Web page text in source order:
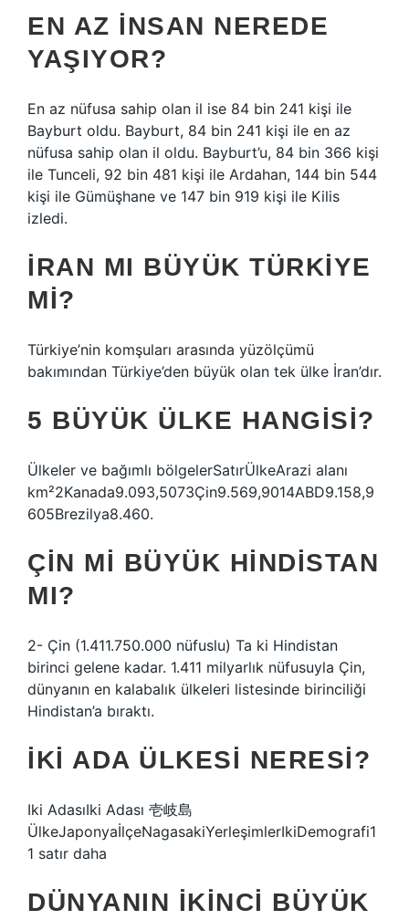
EN AZ INSAN NEREDE
YAŞIYOR?
En az nüfusa sahip olan il ise 84 bin 241 kişi ile
Bayburt oldu. Bayburt, 84 bin 241 kişi ile en az
nüfusa sahip olan il oldu. Bayburt’u, 84 bin 366 kişi
ile Tunceli, 92 bin 481 kişi ile Ardahan, 144 bin 544
kişi ile Gümüşhane ve 147 bin 919 kişi ile Kilis
izledi.
İRAN MI BÜYÜK TÜRKIYE
MI?
Türkiye’nin komşuları arasında yüzölçümü
bakımından Türkiye’den büyük olan tek ülke İran’dır.
5 BÜYÜK ÜLKE HANGISI?
Ülkeler ve bağımlı bölgelerSatırÜlkeArazi alanı
km²2Kanada9.093,5073Çin9.569,9014ABD9.158,9
605Brezilya8.460.
ÇIN MI BÜYÜK HINDISTAN
MI?
2- Çin (1.411.750.000 nüfuslu) Ta ki Hindistan
birinci gelene kadar. 1.411 milyarlık nüfusuyla Çin,
dünyanın en kalabalık ülkeleri listesinde birinciliği
Hindistan’a bıraktı.
İKI ADA ÜLKESI NERESI?
Iki AdasıIki Adası 壱岐島
ÜlkeJaponyaİlçeNagasakiYerleşimlerIkiDemografi1
1 satır daha
DÜNYANIN IKINCI BÜYÜK